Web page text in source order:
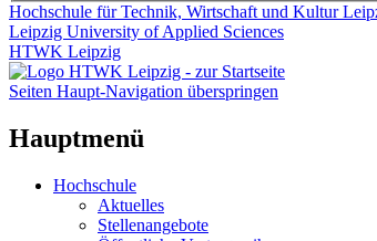
Hochschule für Technik, Wirtschaft und Kultur
Leipzig University of Applied Sciences
HTWK Leipzig
Seiten Haupt-Navigation überspringen
Hauptmenü
Hochschule
Aktuelles
Stellenangebote